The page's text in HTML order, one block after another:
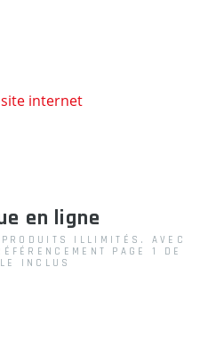
en ligne
ILLIMITÉS. AVEC
PAGE 1 DE
INCLUS